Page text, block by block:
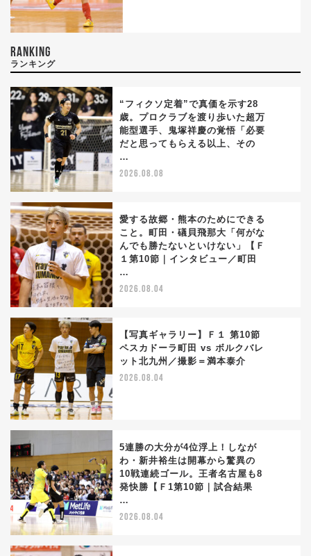
RANKING
ランキング
“フィクソ定着”で真価を示す28
歳。プロクラブを渡り歩いた超万
能型選手、鬼塚祥慶の覚悟「必要
だと思ってもらえる以上、その
…
2026.08.08
愛する故郷・熊本のためにできる
こと。町田・礒貝飛那大「何がな
んでも勝たないといけない」【Ｆ
１第10節｜インタビュー／町田
…
2026.08.04
【写真ギャラリー】Ｆ１ 第10節
ペスカドーラ町田 vs ボルクバレ
ット北九州／撮影＝満本泰介
2026.08.04
5連勝の大分が4位浮上！しなが
わ・新井裕生は開幕から驚異の
10戦連続ゴール。王者名古屋も8
発快勝【Ｆ1第10節｜試合結果
…
2026.08.04